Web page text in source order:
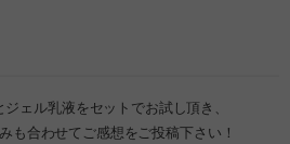
ェル乳液をセットでお試し頂き、
も合わせてご感想をご投稿下さい！